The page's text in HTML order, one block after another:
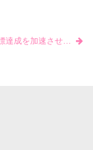
目標達成を加速させるために「やめる」べきことを整理しよう